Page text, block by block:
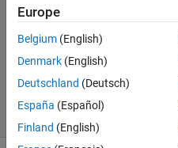
Answer
Updated
26 Sep
2020
2 Views
(30 days)
Europe
Belgium (English)
Denmark (English)
Deutschland (Deutsch)
España (Español)
Finland (English)